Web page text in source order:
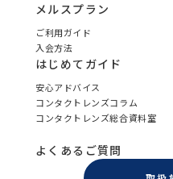
メルスプラン
ご利用ガイド
入会方法
はじめてガイド
安心アドバイス
コンタクトレンズコラム
コンタクトレンズ総合資料室
よくあるご質問